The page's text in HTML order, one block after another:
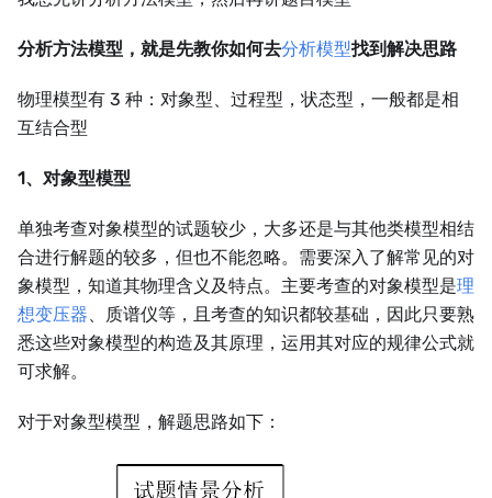
分析方法模型，就是先教你如何去分析模型找到解决思路
物理模型有 3 种：对象型、过程型，状态型，一般都是相
互结合型
1、对象型模型
单独考查对象模型的试题较少，大多还是与其他类模型相结
合进行解题的较多，但也不能忽略。需要深入了解常见的对
象模型，知道其物理含义及特点。主要考查的对象模型是理
想变压器、质谱仪等，且考查的知识都较基础，因此只要熟
悉这些对象模型的构造及其原理，运用其对应的规律公式就
可求解。
对于对象型模型，解题思路如下：